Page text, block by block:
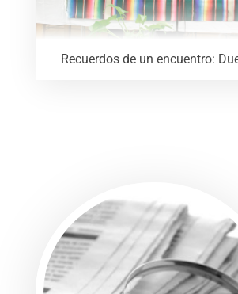
Recuerdos de un encuentro: